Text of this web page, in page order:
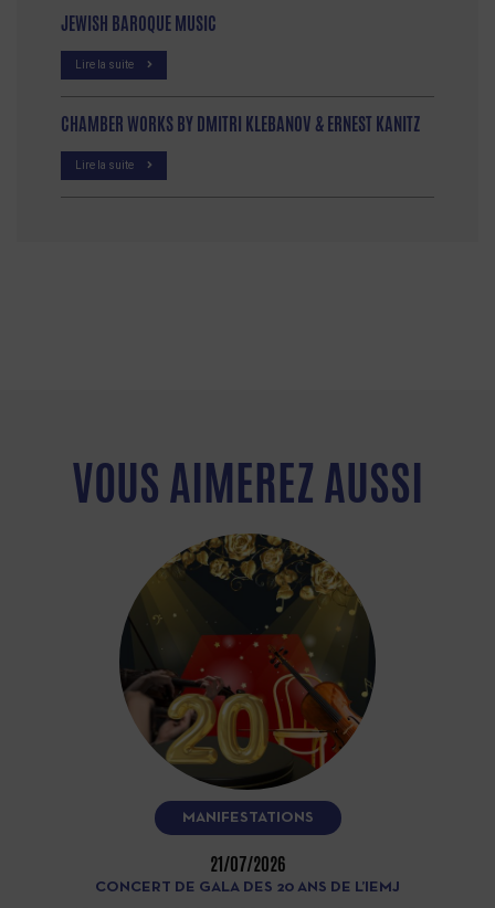
JEWISH BAROQUE MUSIC
Lire la suite
CHAMBER WORKS BY DMITRI KLEBANOV & ERNEST KANITZ
Lire la suite
VOUS AIMEREZ AUSSI
MANIFESTATIONS
21/07/2026
CONCERT DE GALA DES 20 ANS DE L’IEMJ